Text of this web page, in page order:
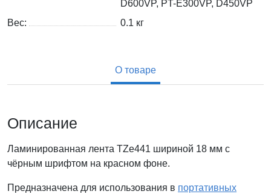
D600VP, PT-E300VP, D450VP
Вес:
0.1 кг
О товаре
Описание
Ламинированная лента TZe441 шириной 18 мм с
чёрным шрифтом на красном фоне.
Предназначена для использования в портативных